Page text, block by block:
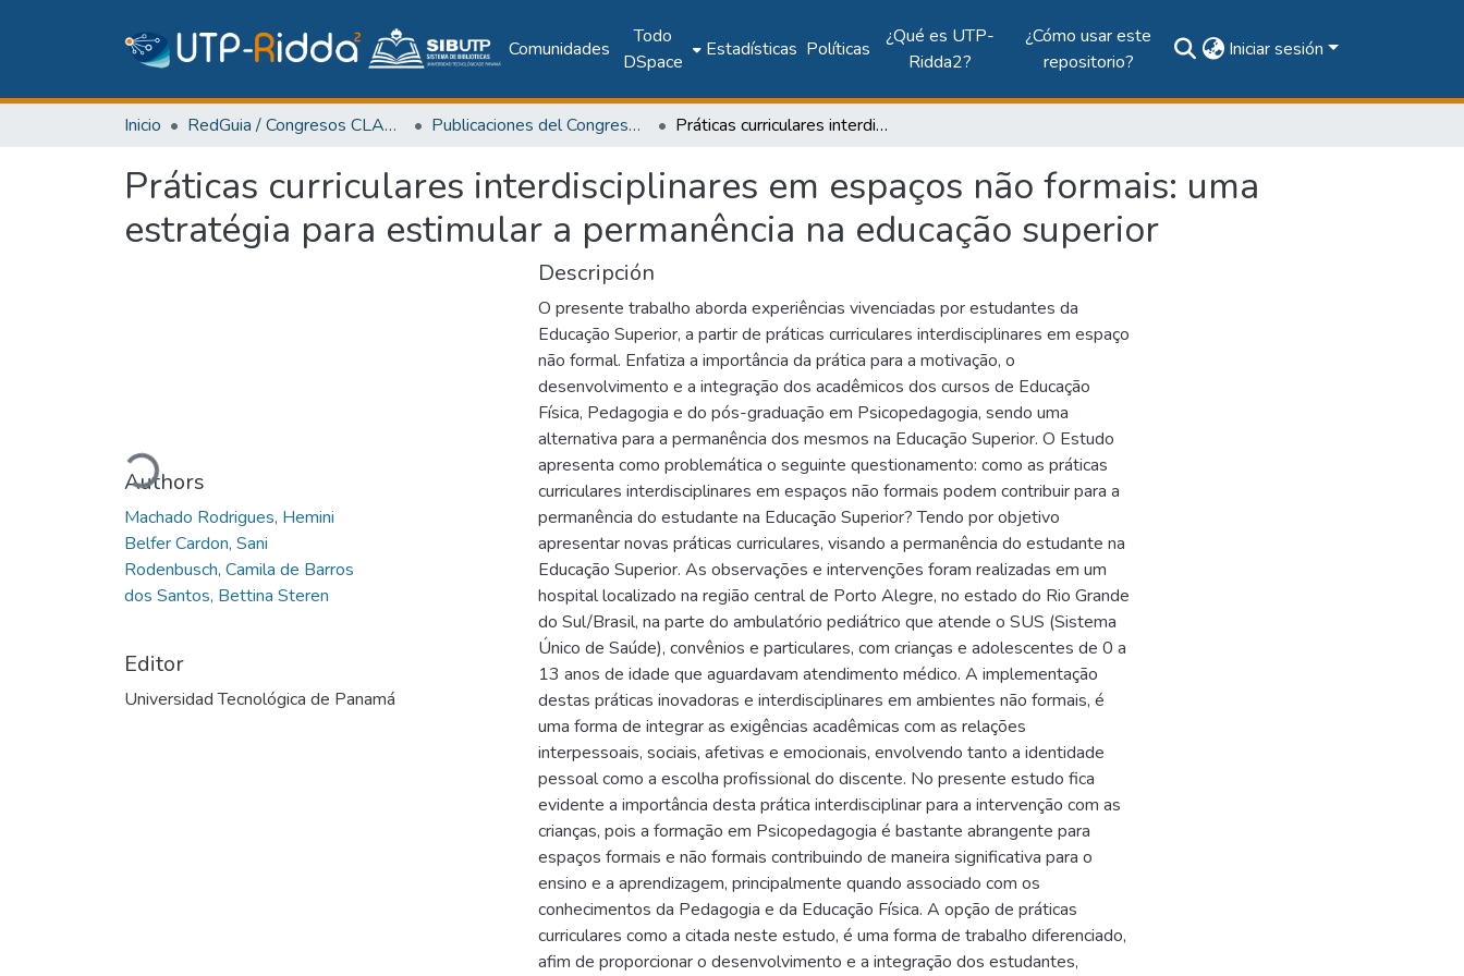
Comunidades
Todo
DSpace
Estadísticas Políticas
¿Qué es UTP-
Ridda2?
¿Cómo usar este
repositorio?
Iniciar sesión
Inicio RedGuia / Congresos CLABES Publicaciones del Congreso Internacional CLABES Práticas curriculares interdisciplinares em espaços não formais: uma estratégia para estimular a permanência na educação superior
Práticas curriculares interdisciplinares em espaços não formais: uma
estratégia para estimular a permanência na educação superior
Cargando...
Authors
Machado Rodrigues, Hemini
Belfer Cardon, Sani
Rodenbusch, Camila de Barros
dos Santos, Bettina Steren
Editor
Universidad Tecnológica de Panamá
Descripción
O presente trabalho aborda experiências vivenciadas por estudantes da
Educação Superior, a partir de práticas curriculares interdisciplinares em espaço
não formal. Enfatiza a importância da prática para a motivação, o
desenvolvimento e a integração dos acadêmicos dos cursos de Educação
Física, Pedagogia e do pós-graduação em Psicopedagogia, sendo uma
alternativa para a permanência dos mesmos na Educação Superior. O Estudo
apresenta como problemática o seguinte questionamento: como as práticas
curriculares interdisciplinares em espaços não formais podem contribuir para a
permanência do estudante na Educação Superior? Tendo por objetivo
apresentar novas práticas curriculares, visando a permanência do estudante na
Educação Superior. As observações e intervenções foram realizadas em um
hospital localizado na região central de Porto Alegre, no estado do Rio Grande
do Sul/Brasil, na parte do ambulatório pediátrico que atende o SUS (Sistema
Único de Saúde), convênios e particulares, com crianças e adolescentes de 0 a
13 anos de idade que aguardavam atendimento médico. A implementação
destas práticas inovadoras e interdisciplinares em ambientes não formais, é
uma forma de integrar as exigências acadêmicas com as relações
interpessoais, sociais, afetivas e emocionais, envolvendo tanto a identidade
pessoal como a escolha profissional do discente. No presente estudo fica
evidente a importância desta prática interdisciplinar para a intervenção com as
crianças, pois a formação em Psicopedagogia é bastante abrangente para
espaços formais e não formais contribuindo de maneira significativa para o
ensino e a aprendizagem, principalmente quando associado com os
conhecimentos da Pedagogia e da Educação Física. A opção de práticas
curriculares como a citada neste estudo, é uma forma de trabalho diferenciado,
afim de proporcionar o desenvolvimento e a integração dos estudantes,